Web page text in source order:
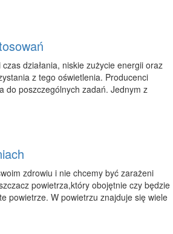
działania, niskie zużycie energii oraz
z tego oświetlenia. Producenci
do poszczególnych zadań. Jednym z
zdrowiu i nie chcemy być zarażeni
powietrza,który obojętnie czy będzie
powietrze. W powietrzu znajduje się wiele